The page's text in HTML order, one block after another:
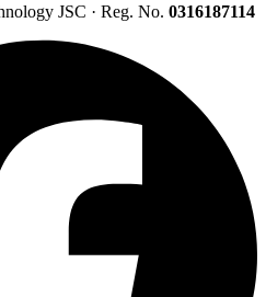
JSC · Reg. No. 0316187114